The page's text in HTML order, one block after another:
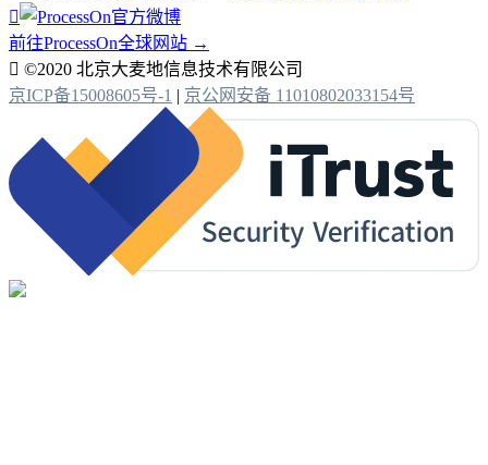

前往ProcessOn全球网站 →
 ©2020 北京大麦地信息技术有限公司
京ICP备15008605号-1 | 京公网安备 11010802033154号